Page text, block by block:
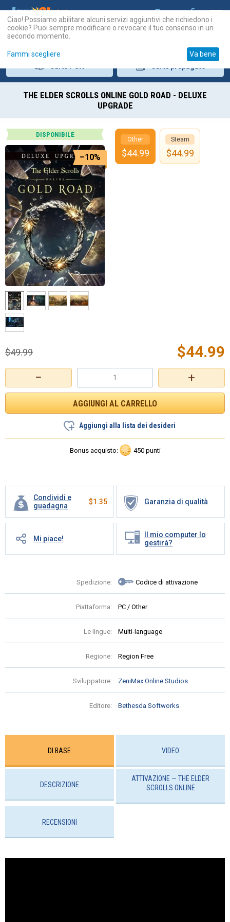
THE ELDER SCROLLS ONLINE GOLD ROAD - DELUXE
UPGRADE
DISPONIBILE
–10%
+
−
$44.99
$49.99
Aggiungi alla lista dei desideri
Bonus acquisto: 450 punti
Condividi e
guadagna
$1.35 Garanzia di qualità
Mi piace!
Il mio computer lo
gestirà?
Spedizione: Codice di attivazione
Piattaforma: PC / Other
Le lingue: Multi-language
Regione: Region Free
Sviluppatore: ZeniMax Online Studios
Editore: Bethesda Softworks
Other
$44.99
Steam
$44.99
DI BASE VIDEO
DESCRIZIONE
ATTIVAZIONE — THE ELDER
SCROLLS ONLINE
RECENSIONI
Ciao! Possiamo abilitare alcuni servizi aggiuntivi che richiedono i
cookie? Puoi sempre modificare o revocare il tuo consenso in un
secondo momento.
Fammi scegliere Va bene